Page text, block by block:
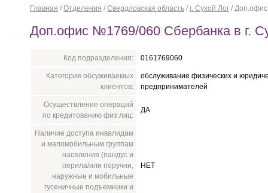
Главная / Отделения / Свердловская область / г. Сухой Лог /
Доп.офис №1769/060 Сбербанка в г.
Код подразделения: 0161769060
Категория обсуживаемых
клиентов:
обслуживание физических и
предпринимателей
Осуществление операций
по кредитованию физ.лиц:
ДА
Наличие доступа инвалидам
и маломобильным группам
населения (пандус и
перила/или поручни,
наружные и мобильные
гусеничные подъемники и
НЕТ